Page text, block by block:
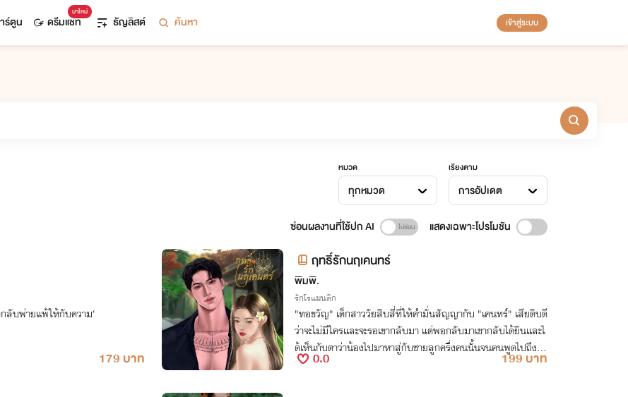
ร์ตูน
มาใหม่
ดรีมแชท ธัญลิสต์ ค้นหา เข้าสู่ระบบ
หมวด
ทุกหมวด
เรียงตาม
การอัปเดต
ซ่อนผลงานที่ใช้ปก AI แสดงเฉพาะโปรโมชัน
กลับพ่ายแพ้ให้กับความ‘
179 บาท
ฤทธิ์รักนฤเคนทร์
พิมพิ.
รักโรแมนติก
"ทอขวัญ" เด็กสาววัยสิบสี่ที่ให้คำมั่นสัญญากับ "เคนทร์" เสียดิบดี
ว่าจะไม่มีใครและจะรอเขากลับมา แต่พอกลับมาเขากลับได้ยินและไ
ด้เห็นกับตาว่าน้องไปมาหาสู่กับชายลูกครึ่งคนนั้นจนคนพูดไปถึงไห
นต่อไหน แต่ทั้งคู่กลับยังทำตัวปกติทั้ง ๆ ที่มีเรื่องอื้อฉาวเช่นนี้ และ
0.0 199 บาท